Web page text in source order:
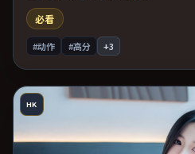
必看
#动作 #高分 +3
HK